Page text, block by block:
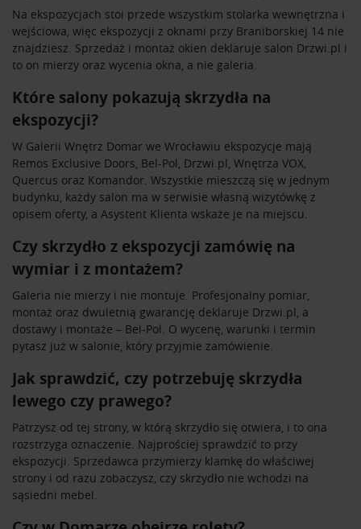
Na ekspozycjach stoi przede wszystkim stolarka wewnętrzna i
wejściowa, więc ekspozycji z oknami przy Braniborskiej 14 nie
znajdziesz. Sprzedaż i montaż okien deklaruje salon Drzwi.pl i
to on mierzy oraz wycenia okna, a nie galeria.
Które salony pokazują skrzydła na
ekspozycji?
W Galerii Wnętrz Domar we Wrocławiu ekspozycje mają
Remos Exclusive Doors, Bel-Pol, Drzwi.pl, Wnętrza VOX,
Quercus oraz Komandor. Wszystkie mieszczą się w jednym
budynku, każdy salon ma w serwisie własną wizytówkę z
opisem oferty, a Asystent Klienta wskaże je na miejscu.
Czy skrzydło z ekspozycji zamówię na
wymiar i z montażem?
Galeria nie mierzy i nie montuje. Profesjonalny pomiar,
montaż oraz dwuletnią gwarancję deklaruje Drzwi.pl, a
dostawy i montaże – Bel-Pol. O wycenę, warunki i termin
pytasz już w salonie, który przyjmie zamówienie.
Jak sprawdzić, czy potrzebuję skrzydła
lewego czy prawego?
Patrzysz od tej strony, w którą skrzydło się otwiera, i to ona
rozstrzyga oznaczenie. Najprościej sprawdzić to przy
ekspozycji. Sprzedawca przymierzy klamkę do właściwej
strony i od razu zobaczysz, czy skrzydło nie wchodzi na
sąsiedni mebel.